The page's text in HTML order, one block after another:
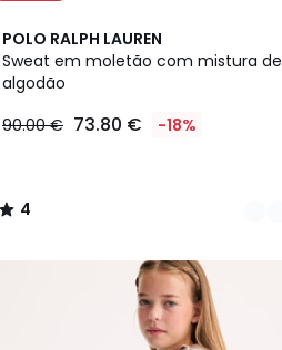
POLO RALPH LAUREN
Sweat em moletão com mistura de
algodão
90.00 € 73.80 € -18%
4
/
5
3
Cores
4
/